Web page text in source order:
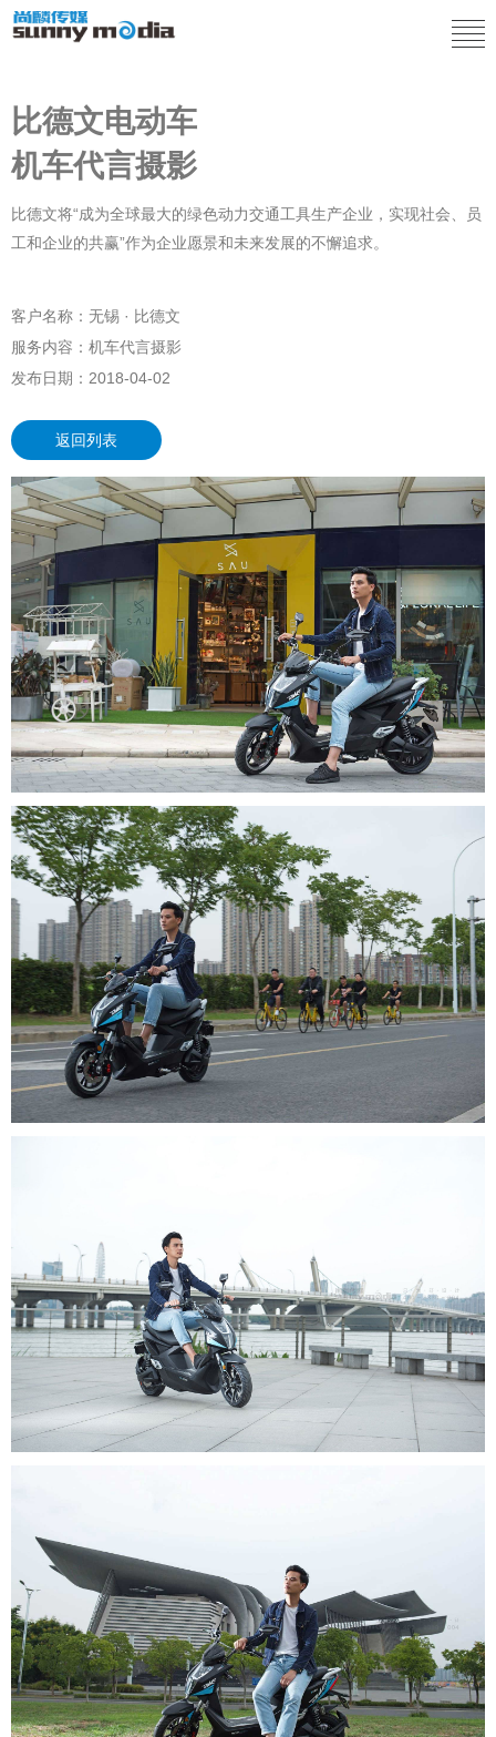
比德文电动车
机车代言摄影
比德文将“成为全球最大的绿色动力交通工具生产企业，实现社会、员
工和企业的共赢”作为企业愿景和未来发展的不懈追求。
客户名称： 无锡 · 比德文
服务内容： 机车代言摄影
发布日期： 2018-04-02
返回列表